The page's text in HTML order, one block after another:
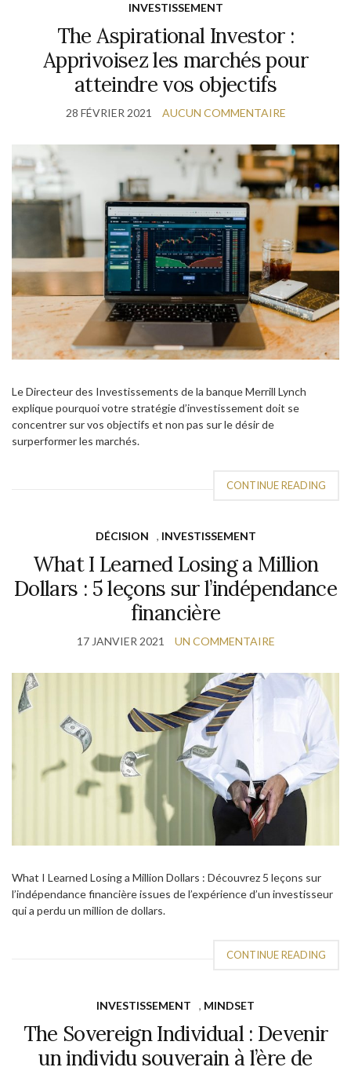
INVESTISSEMENT
The Aspirational Investor :
Apprivoisez les marchés pour
atteindre vos objectifs
28 FÉVRIER 2021 AUCUN COMMENTAIRE
Le Directeur des Investissements de la banque Merrill Lynch
explique pourquoi votre stratégie d’investissement doit se
concentrer sur vos objectifs et non pas sur le désir de
surperformer les marchés.
CONTINUE READING
DÉCISION , INVESTISSEMENT
What I Learned Losing a Million
Dollars : 5 leçons sur l’indépendance
financière
17 JANVIER 2021 UN COMMENTAIRE
What I Learned Losing a Million Dollars : Découvrez 5 leçons sur
l’indépendance financière issues de l’expérience d’un investisseur
qui a perdu un million de dollars.
CONTINUE READING
INVESTISSEMENT , MINDSET
The Sovereign Individual : Devenir
un individu souverain à l’ère de